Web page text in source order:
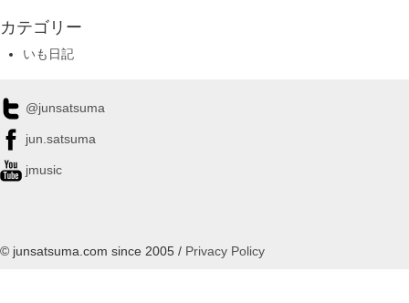
カテゴリー
いも日記
@junsatsuma
jun.satsuma
jmusic
© junsatsuma.com since 2005 / Privacy Policy